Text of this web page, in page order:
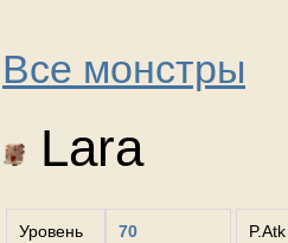
Все монстры
Lara
Уровень 70